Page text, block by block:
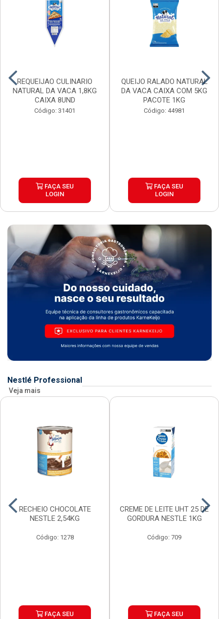
REQUEIJAO CULINARIO
NATURAL DA VACA 1,8KG
CAIXA 8UND
Código: 31401
FAÇA SEU
LOGIN
QUEIJO RALADO NATURAL
DA VACA CAIXA COM 5KG
PACOTE 1KG
Código: 44981
FAÇA SEU
LOGIN
Nestlé Professional
Veja mais
RECHEIO CHOCOLATE
NESTLE 2,54KG
Código: 1278
FAÇA SEU
CREME DE LEITE UHT 25 DE
GORDURA NESTLE 1KG
Código: 709
FAÇA SEU